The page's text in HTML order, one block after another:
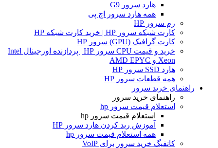
هارد سرور G9
همه هارد سرور اچ پی
رم سرور HP
کارت شبکه سرور HP | خرید کارت شبکه HP
کارت گرافیک (GPU) سرور HP
خرید و قیمت CPU سرور HP | پردازنده اورجینال Intel
Xeon و AMD EPYC
هارد SSD سرور HP
همه قطعات سرور HP
راهنمای خرید سرور
راهنمای خرید سرور
استعلام قیمت سرور hp
استعلام قیمت سرور hp
آموزش ريد كردن هارد سرور HP
همه استعلام قیمت سرور hp
کانفیگ خرید سرور برای VoIP